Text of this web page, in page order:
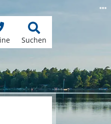
Suchen